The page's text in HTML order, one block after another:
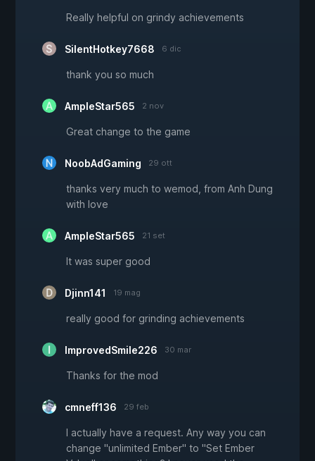
Really helpful on grindy achievements
SilentHotkey7668 6 dic
thank you so much
AmpleStar565 2 nov
Great change to the game
NoobAdGaming 29 ott
thanks very much to wemod, from Anh Dung
with love
AmpleStar565 21 set
It was super good
Djinn141 19 mag
really good for grinding achievements
ImprovedSmile226 30 mar
Thanks for the mod
cmneff136 29 feb
I actually have a request. Any way you can
change "unlimited Ember" to "Set Ember